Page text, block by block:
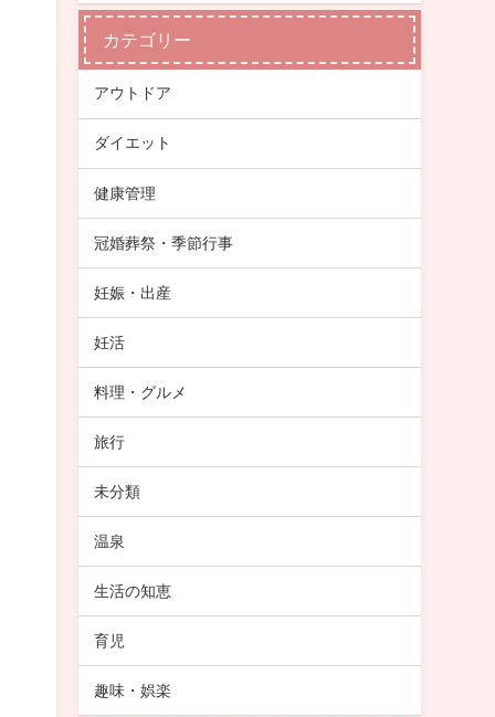
カテゴリー
アウトドア
ダイエット
健康管理
冠婚葬祭・季節行事
妊娠・出産
妊活
料理・グルメ
旅行
未分類
温泉
生活の知恵
育児
趣味・娯楽